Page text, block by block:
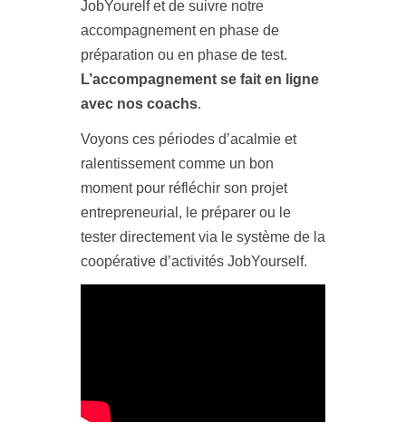
JobYourelf et de suivre notre
accompagnement en phase de
préparation ou en phase de test.
L’accompagnement se fait en ligne
avec nos coachs.
Voyons ces périodes d’acalmie et
ralentissement comme un bon
moment pour réfléchir son projet
entrepreneurial, le préparer ou le
tester directement via le système de la
coopérative d’activités JobYourself.